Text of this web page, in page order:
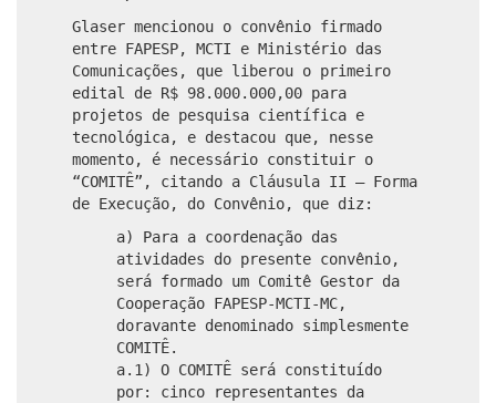
Glaser mencionou o convênio firmado
entre FAPESP, MCTI e Ministério das
Comunicações, que liberou o primeiro
edital de R$ 98.000.000,00 para
projetos de pesquisa científica e
tecnológica, e destacou que, nesse
momento, é necessário constituir o
“COMITÊ”, citando a Cláusula II – Forma
de Execução, do Convênio, que diz:
a) Para a coordenação das
atividades do presente convênio,
será formado um Comitê Gestor da
Cooperação FAPESP-MCTI-MC,
doravante denominado simplesmente
COMITÊ.
a.1) O COMITÊ será constituído
por: cinco representantes da